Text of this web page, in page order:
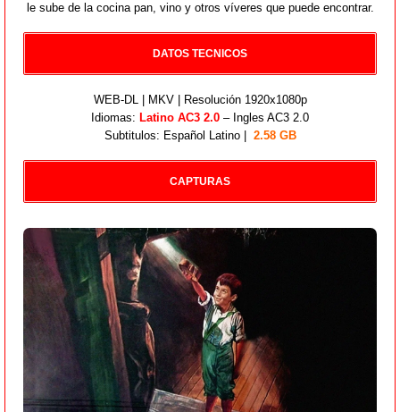
le sube de la cocina pan, vino y otros víveres que puede encontrar.
DATOS TECNICOS
WEB-DL | MKV | Resolución 1920x1080p
Idiomas: Latino AC3 2.0 – Ingles AC3 2.0
Subtitulos: Español Latino | 2.58 GB
CAPTURAS